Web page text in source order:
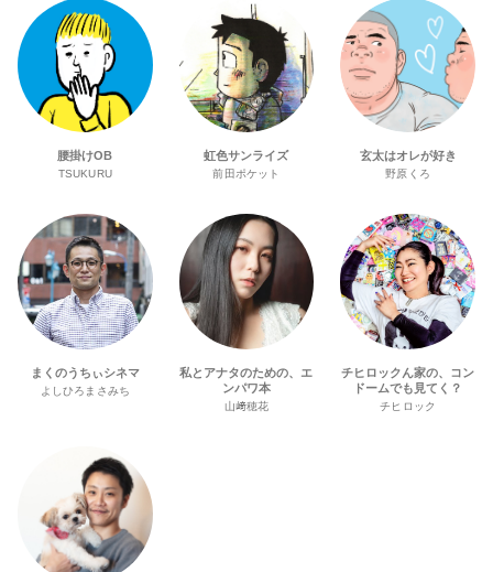
腰掛けOB
TSUKURU
虹色サンライズ
前田ポケット
玄太はオレが好き
野原くろ
まくのうちぃシネマ
よしひろまさみち
私とアナタのための、エ
ンパワ本
山﨑穂花
チヒロックん家の、コン
ドームでも見てく？
チヒロック